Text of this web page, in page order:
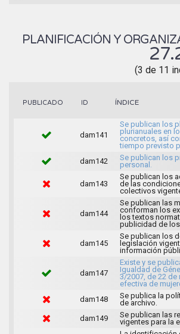
PLANIFICACIÓN Y
(3 de 11
PUBLICADO ID ÍNDICE
dam141
Se publican los
plurianuales en
concretos, así
tiempo previsto
dam142
Se publican los
personal.
dam143
Se publican los
de las
colectivos
dam144
Se publican las
conforman los
los textos
publicidad de
dam145
Se publican los
legislación
información
dam147
Existe y se
Igualdad de
3/2007, de 22 de
efectiva de
dam148
Se publica la
de archivo.
dam149
Se publican las
vigentes para la